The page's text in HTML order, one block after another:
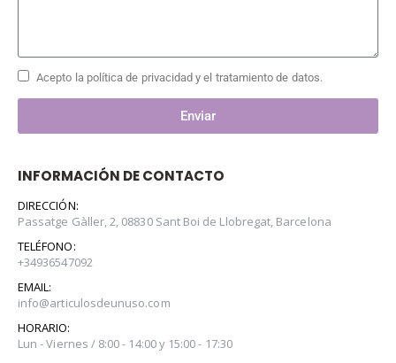
Acepto la política de privacidad y el tratamiento de datos.
Enviar
INFORMACIÓN DE CONTACTO
DIRECCIÓN:
Passatge Gàller, 2, 08830 Sant Boi de Llobregat, Barcelona
TELÉFONO:
+34936547092
EMAIL:
info@articulosdeunuso.com
HORARIO:
Lun - Viernes / 8:00 - 14:00 y 15:00 - 17:30